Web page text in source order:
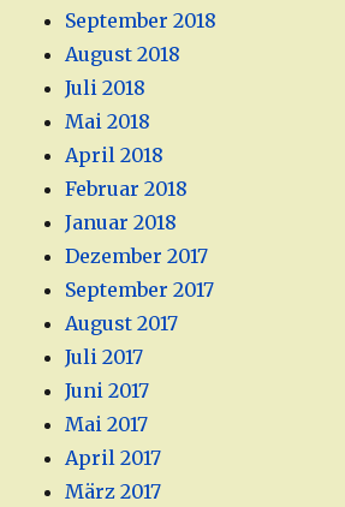
September 2018
August 2018
Juli 2018
Mai 2018
April 2018
Februar 2018
Januar 2018
Dezember 2017
September 2017
August 2017
Juli 2017
Juni 2017
Mai 2017
April 2017
März 2017